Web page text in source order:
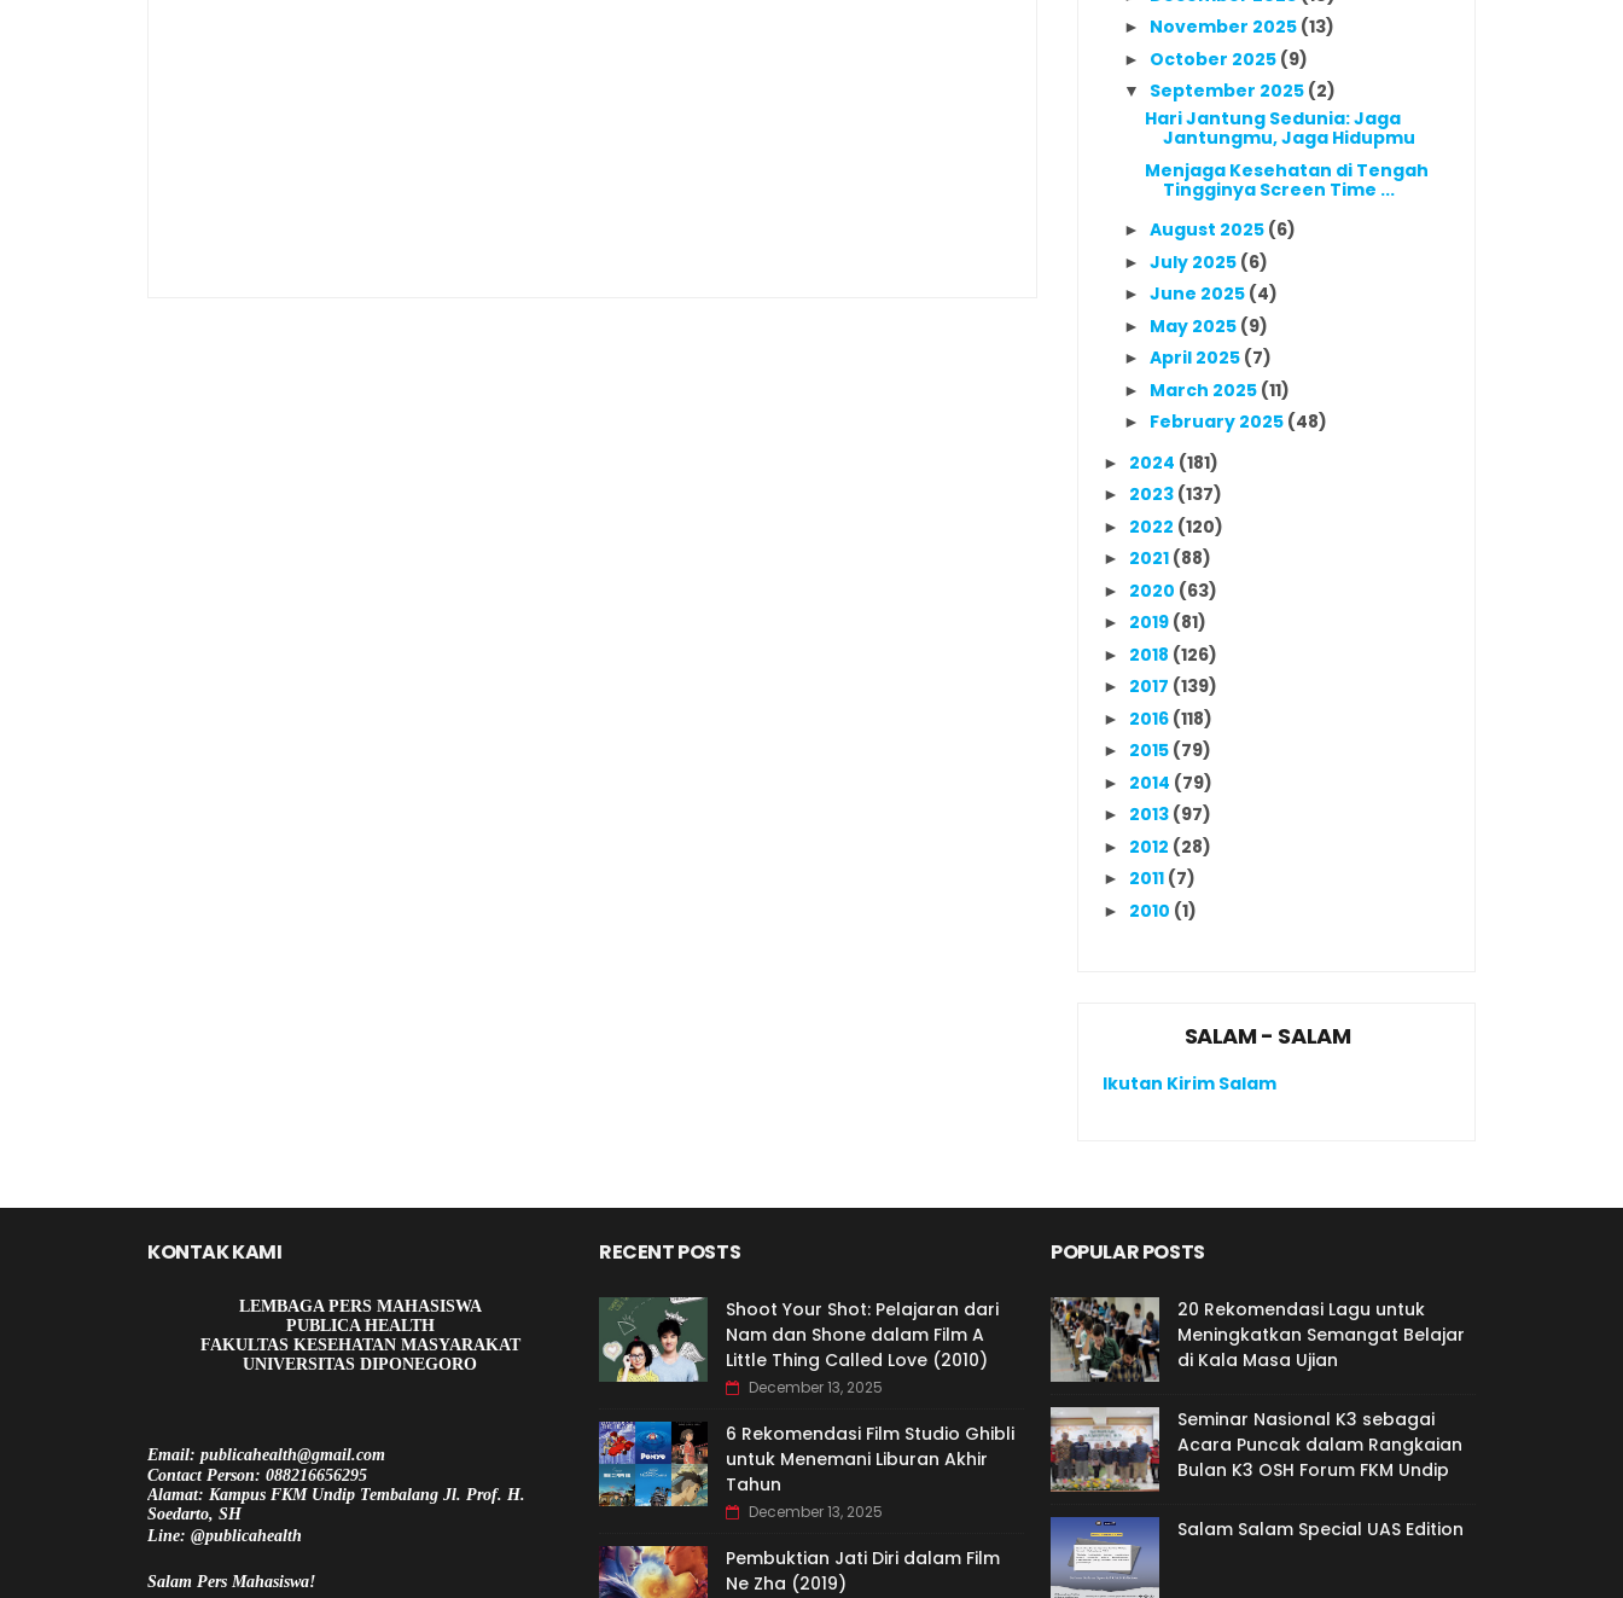
► November 2025 (13)
► October 2025 (9)
▼ September 2025 (2)
Hari Jantung Sedunia: Jaga
Jantungmu, Jaga Hidupmu
Menjaga Kesehatan di Tengah
Tingginya Screen Time ...
► August 2025 (6)
► July 2025 (6)
► June 2025 (4)
► May 2025 (9)
► April 2025 (7)
► March 2025 (11)
► February 2025 (48)
► 2024 (181)
► 2023 (137)
► 2022 (120)
► 2021 (88)
► 2020 (63)
► 2019 (81)
► 2018 (126)
► 2017 (139)
► 2016 (118)
► 2015 (79)
► 2014 (79)
► 2013 (97)
► 2012 (28)
► 2011 (7)
► 2010 (1)
SALAM - SALAM
Ikutan Kirim Salam
KONTAK KAMI
LEMBAGA PERS MAHASISWA
PUBLICA HEALTH
FAKULTAS KESEHATAN MASYARAKAT
UNIVERSITAS DIPONEGORO
Email: publicahealth@gmail.com
Contact Person: 088216656295
Alamat: Kampus FKM Undip Tembalang Jl. Prof. H.
Soedarto, SH
Line: @publicahealth
Salam Pers Mahasiswa!
RECENT POSTS
Shoot Your Shot: Pelajaran dari
Nam dan Shone dalam Film A
Little Thing Called Love (2010)
December 13, 2025
6 Rekomendasi Film Studio Ghibli
untuk Menemani Liburan Akhir
Tahun
December 13, 2025
Pembuktian Jati Diri dalam Film
Ne Zha (2019)
POPULAR POSTS
20 Rekomendasi Lagu untuk
Meningkatkan Semangat Belajar
di Kala Masa Ujian
Seminar Nasional K3 sebagai
Acara Puncak dalam Rangkaian
Bulan K3 OSH Forum FKM Undip
Salam Salam Special UAS Edition